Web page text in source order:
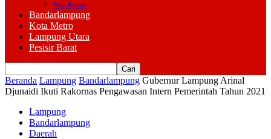
Way Kanan
Bandarlampung
Kota Metro
Lampung Utara
Pesisir Barat
Beranda Lampung Bandarlampung Gubernur Lampung Arinal
Djunaidi Ikuti Rakornas Pengawasan Intern Pemerintah Tahun 2021
Lampung
Bandarlampung
Daerah